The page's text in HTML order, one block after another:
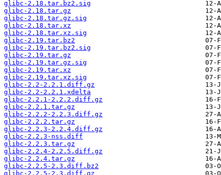
glibc-2.18.tar.bz2.sig
glibc-2.18.tar.gz
glibc-2.18.tar.gz.sig
glibc-2.18.tar.xz
glibc-2.18.tar.xz.sig
glibc-2.19.tar.bz2
glibc-2.19.tar.bz2.sig
glibc-2.19.tar.gz
glibc-2.19.tar.gz.sig
glibc-2.19.tar.xz
glibc-2.19.tar.xz.sig
glibc-2.2-2.2.1.diff.gz
glibc-2.2-2.2.1.xdelta
glibc-2.2.1-2.2.2.diff.gz
glibc-2.2.1.tar.gz
glibc-2.2.2-2.2.3.diff.gz
glibc-2.2.2.tar.gz
glibc-2.2.3-2.2.4.diff.gz
glibc-2.2.3-nss.diff
glibc-2.2.3.tar.gz
glibc-2.2.4-2.2.5.diff.gz
glibc-2.2.4.tar.gz
glibc-2.2.5-2.3.diff.bz2
glibc-2.2.5-2.3.diff.gz